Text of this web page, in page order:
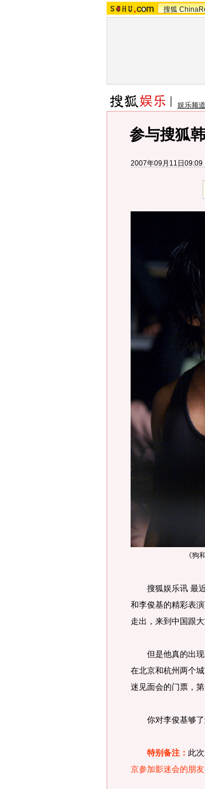
搜狐
娱乐频道
参与搜狐
2007年09月11日09:09
《狗
搜狐娱乐讯 最近
和李俊基的精彩表演
走出，来到中国跟
但是他真的出现
在北京和杭州两个
迷见面会的门票，
你对李俊基够了
特别备注： 此
京参加影迷会的朋友